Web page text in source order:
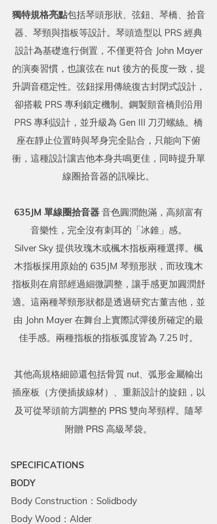
獨特規格亮點包括琴頭形狀、弦鈕、琴橋、拾音
器、琴頸與指板等設計。琴頭造型以 PRS 經典
設計為基礎進行倒置，不僅更符合 John Mayer
的演奏習慣，也讓弦在 nut 後方的長度一致，提
升調音穩定性。弦鈕採用傳統復古封閉式設計，
卻搭載 PRS 專利鎖定機制。鋼製顫音橋則沿用
PRS 專利設計，並升級為 Gen III 刀刃螺絲。橋
座在靜止位置時與琴身完全貼合，只能向下俯
衝，這種設計讓吉他本身共鳴更佳，同時提升單
線圈拾音器的訊噪比。
635JM 單線圈拾音器 音色圓潤飽滿，高頻富有
音樂性，完全沒有刺耳的「冰錐」感。
Silver Sky 提供玫瑰木或楓木指板兩種選擇。楓
木指板採用原始的 635JM 琴頸形狀，而玫瑰木
指板則在肩部經過細微調整，讓手感更加圓潤舒
適。這兩種琴頸形狀都是透過研究古董吉他，並
由 John Mayer 在舞台上實際試彈後所確定的最
佳手感。兩種指板的指板弧度皆為 7.25 吋。
其他高規格細節還包括骨質 nut、弧形金屬輸出
插座板（方便插拔線材）、重新設計的旋鈕，以
及可從琴頭前方調整的 PRS雙向琴頸桿。隨琴
附贈 PRS 高級琴袋。
SPECIFICATIONS
BODY
Body Construction：Solidbody
Body Wood：Alder